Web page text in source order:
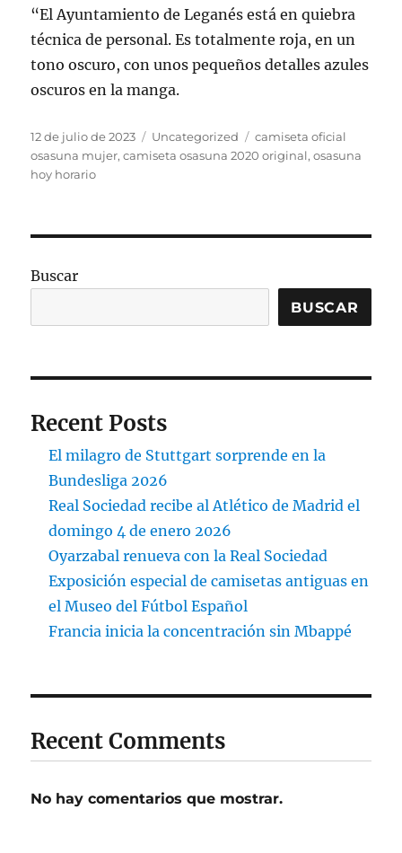
“El Ayuntamiento de Leganés está en quiebra
técnica de personal. Es totalmente roja, en un
tono oscuro, con unos pequeños detalles azules
oscuros en la manga.
Publicado
el
12 de julio de 2023 Categorías
Uncategorized Etiquetas
camiseta oficial
osasuna mujer,camiseta osasuna 2020 original,osasuna
hoy horario
Buscar
BUSCAR
Recent Posts
El milagro de Stuttgart sorprende en la
Bundesliga 2026
Real Sociedad recibe al Atlético de Madrid el
domingo 4 de enero 2026
Oyarzabal renueva con la Real Sociedad
Exposición especial de camisetas antiguas en
el Museo del Fútbol Español
Francia inicia la concentración sin Mbappé
Recent Comments
No hay comentarios que mostrar.